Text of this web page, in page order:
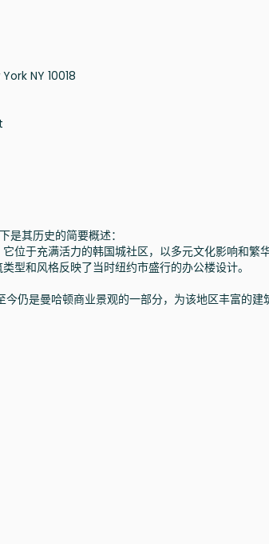
NY 10018
其历史的简要概述：
位于充满活力的韩国城社区，以多元文化影响和繁
型和风格反映了当时纽约市盛行的办公楼设计。
仍是曼哈顿商业景观的一部分，为该地区丰富的建